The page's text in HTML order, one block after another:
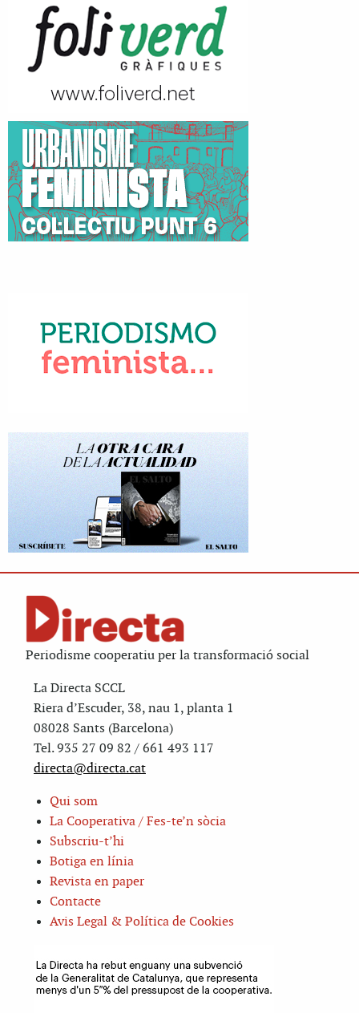
Periodisme cooperatiu per la transformació social
La Directa SCCL
Riera d’Escuder, 38, nau 1, planta 1
08028 Sants (Barcelona)
Tel. 935 27 09 82 / 661 493 117
directa@directa.cat
Qui som
La Cooperativa / Fes-te’n sòcia
Subscriu-t’hi
Botiga en línia
Revista en paper
Contacte
Avis Legal & Política de Cookies